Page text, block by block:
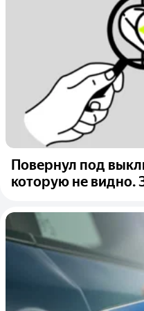
Повернул под
которую не видно.